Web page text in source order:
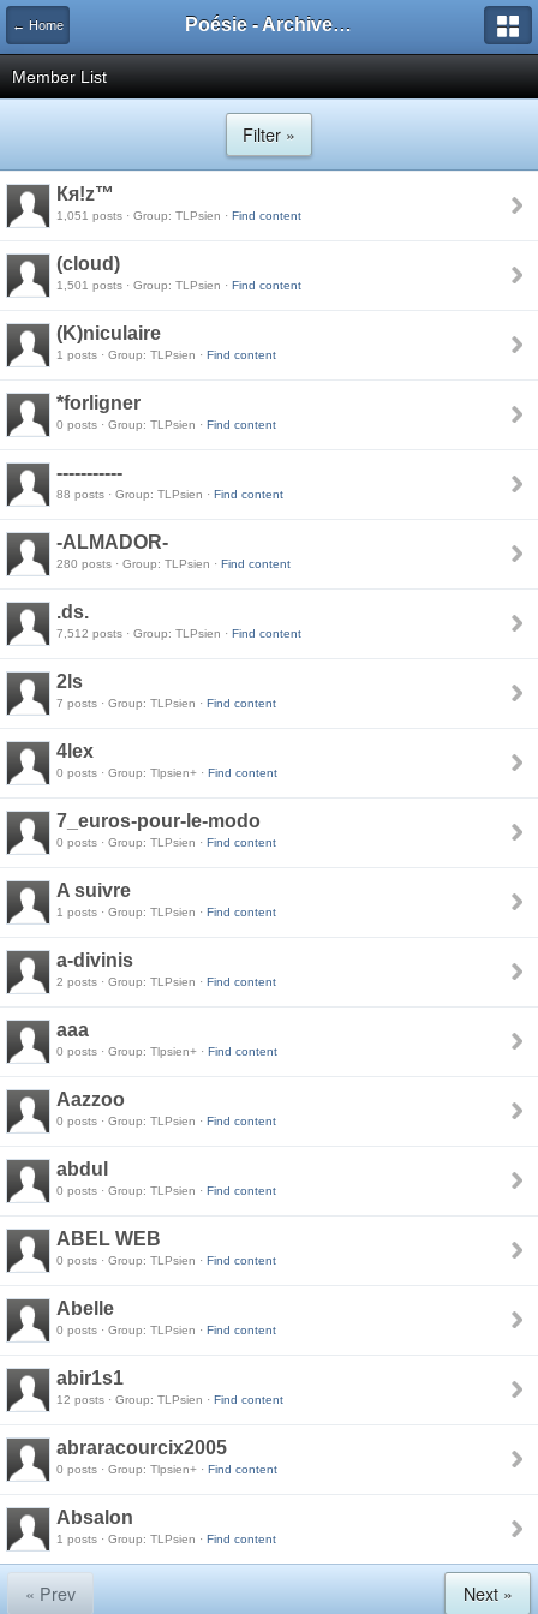
← Home Poésie - Archives de Toute La Poésie - 2005 - 2006
Member List
Filter »
Кя!z™
1,051 posts · Group: TLPsien · Find content
(cloud)
1,501 posts · Group: TLPsien · Find content
(K)niculaire
1 posts · Group: TLPsien · Find content
*forligner
0 posts · Group: TLPsien · Find content
-----------
88 posts · Group: TLPsien · Find content
-ALMADOR-
280 posts · Group: TLPsien · Find content
.ds.
7,512 posts · Group: TLPsien · Find content
2ls
7 posts · Group: TLPsien · Find content
4lex
0 posts · Group: Tlpsien+ · Find content
7_euros-pour-le-modo
0 posts · Group: TLPsien · Find content
A suivre
1 posts · Group: TLPsien · Find content
a-divinis
2 posts · Group: TLPsien · Find content
aaa
0 posts · Group: Tlpsien+ · Find content
Aazzoo
0 posts · Group: TLPsien · Find content
abdul
0 posts · Group: TLPsien · Find content
ABEL WEB
0 posts · Group: TLPsien · Find content
Abelle
0 posts · Group: TLPsien · Find content
abir1s1
12 posts · Group: TLPsien · Find content
abraracourcix2005
0 posts · Group: Tlpsien+ · Find content
Absalon
1 posts · Group: TLPsien · Find content
« Prev Next »